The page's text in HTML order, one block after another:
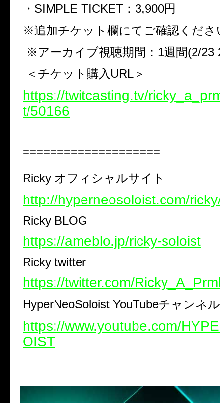
・ ️SIMPLE TICKET ： 3,900円
※追加チケット欄にてご確認くださ
※アーカイブ視聴期間： 1週間(2/23
＜チケット購入 URL ＞
https://twitcasting.tv/
t/50166
====================
Ricky オフィシャルサイト
http://hyperneosoloist.com/
Ricky BLOG
https://ameblo.jp/ricky-soloist
Ricky twitter
https://twitter.com/
HyperNeoSoloist YouTubeチャンネル
https://www.youtube.com/
OIST